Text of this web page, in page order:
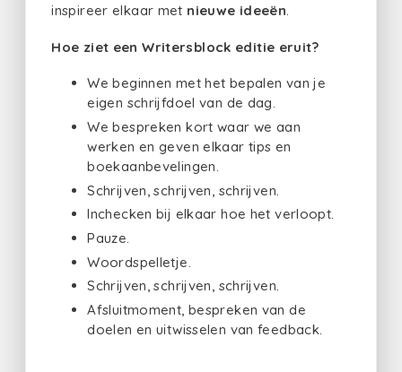
inspireer elkaar met nieuwe ideeën
Hoe ziet een Writersblock editie eruit?
We beginnen met het bepalen van je
eigen schrijfdoel van de dag.
We bespreken kort waar we aan
werken en geven elkaar tips en
boekaanbevelingen.
Schrijven, schrijven, schrijven.
Inchecken bij elkaar hoe het verloopt.
Pauze.
Woordspelletje.
Schrijven, schrijven, schrijven.
Afsluitmoment, bespreken van de
doelen en uitwisselen van feedback.